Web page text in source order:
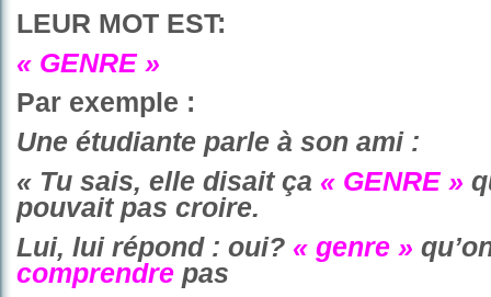
LEUR MOT EST:
« GENRE »
Par exemple :
Une étudiante parle à son ami :
« Tu sais, elle disait ça « GENRE »
pouvait pas croire.
Lui, lui répond : oui? « genre »
comprendre pas